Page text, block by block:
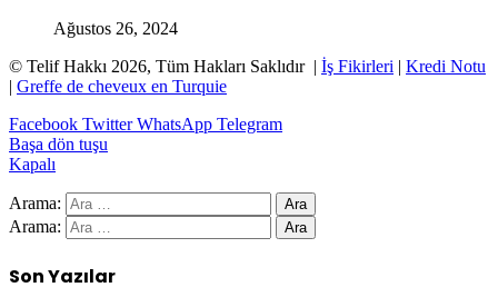
Ağustos 26, 2024
© Telif Hakkı 2026, Tüm Hakları Saklıdır | İş Fikirleri | Kredi Notu
| Greffe de cheveux en Turquie
Facebook Twitter WhatsApp Telegram
Başa dön tuşu
Kapalı
Arama:
Arama:
Son Yazılar